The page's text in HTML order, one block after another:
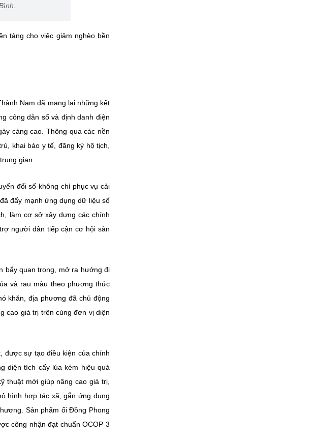
tảng cho việc giảm nghèo bền
Nam đã mang lại những kết
công dân số và định danh điện
càng cao. Thông qua các nền
khai báo y tế, đăng ký hộ tịch,
gian.
đổi số không chỉ phục vụ cải
đẩy mạnh ứng dụng dữ liệu số
làm cơ sở xây dựng các chính
người dân tiếp cận cơ hội sản
bẩy quan trọng, mở ra hướng đi
và rau màu theo phương thức
khăn, địa phương đã chủ động
cao giá trị trên cùng đơn vị diện
được sự tạo điều kiện của chính
diện tích cấy lúa kém hiệu quả
thuật mới giúp nâng cao giá trị,
hình hợp tác xã, gắn ứng dụng
Sản phẩm ổi Đồng Phong
công nhận đạt chuẩn OCOP 3